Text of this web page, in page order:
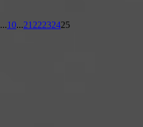
...10...21 22232425